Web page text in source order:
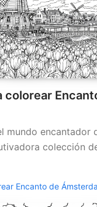
colorear
mundo encantador
colección
Encanto de